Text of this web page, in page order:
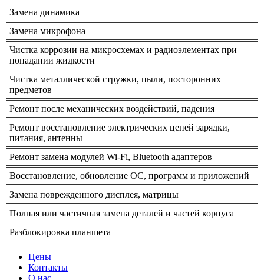
Замена динамика
Замена микрофона
Чистка коррозии на микросхемах и радиоэлементах при
попадании жидкости
Чистка металлической стружки, пыли, посторонних
предметов
Ремонт после механических воздействий, падения
Ремонт восстановление электрических цепей зарядки,
питания, антенны
Ремонт замена модулей Wi-Fi, Bluetooth адаптеров
Восстановление, обновление ОС, программ и приложений
Замена поврежденного дисплея, матрицы
Полная или частичная замена деталей и частей корпуса
Разблокировка планшета
Цены
Контакты
О нас